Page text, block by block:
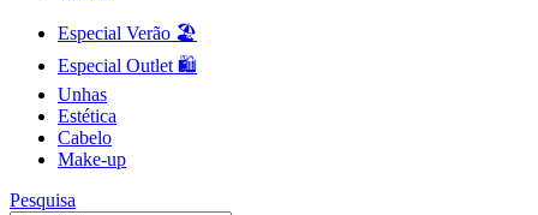
Especial Verão 🏖️
Especial Outlet 🛍️
Unhas
Estética
Cabelo
Make-up
Pesquisa